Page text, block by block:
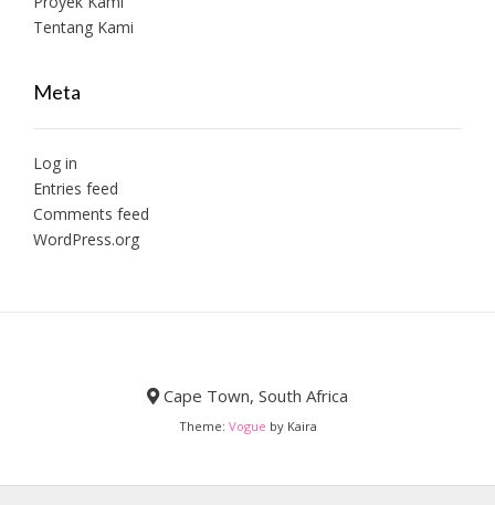
Tentang Kami
Meta
Log in
Entries feed
Comments feed
WordPress.org
Cape Town, South Africa
Theme: Vogue by Kaira